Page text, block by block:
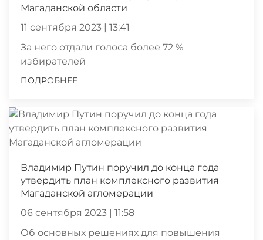
Магаданской области
11 сентября 2023 | 13:41
За него отдали голоса более 72 %
избирателей
ПОДРОБНЕЕ
Владимир Путин поручил до конца года
утвердить план комплексного развития
Магаданской агломерации
06 сентября 2023 | 11:58
Об основных решениях для повышения